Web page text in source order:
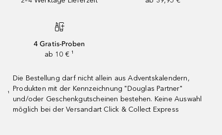
4 Gratis-Proben
ab 10 € ¹
¹
Die Bestellung darf nicht allein aus Adventskalendern,
Produkten mit der Kennzeichnung "Douglas Partner"
und/oder Geschenkgutscheinen bestehen. Keine Auswahl
möglich bei der Versandart Click & Collect Express